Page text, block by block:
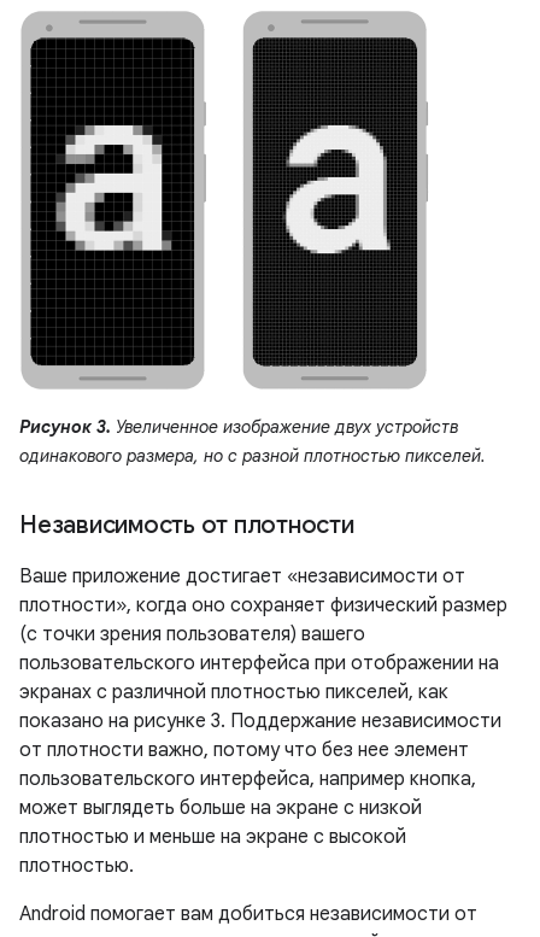
Рисунок 3. Увеличенное изображение двух устройств
одинакового размера, но с разной плотностью пикселей.
Независимость от плотности
Ваше приложение достигает «независимости от
плотности», когда оно сохраняет физический размер
(с точки зрения пользователя) вашего
пользовательского интерфейса при отображении на
экранах с различной плотностью пикселей, как
показано на рисунке 3. Поддержание независимости
от плотности важно, потому что без нее элемент
пользовательского интерфейса, например кнопка,
может выглядеть больше на экране с низкой
плотностью и меньше на экране с высокой
плотностью.
Android помогает вам добиться независимости от